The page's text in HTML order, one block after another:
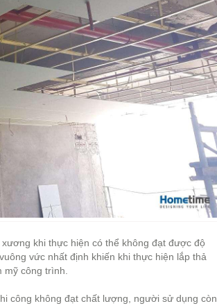
khi thực hiện có thể không đạt được độ
vức nhất định khiến khi thực hiện lắp thả
công trình.
công không đạt chất lượng, người sử dụng còn